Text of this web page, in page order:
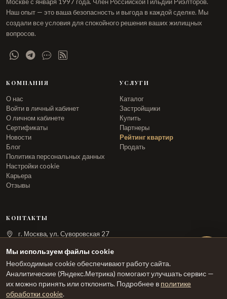
Наш опыт — это ваша безопасность и выгода в каждой сделке. Мы
создали все условия для спокойного решения ваших жилищных
вопросов.
КОМПАНИЯ
О нас
Войти в личный кабинет
О личном кабинете
Сертификаты
Новости
Блог
Политика персональных данных
Настройки cookie
Карьера
Отзывы
УСЛУГИ
Каталог
Застройщики
Купить
Партнеры
Рейтинг квартир
Продать
КОНТАКТЫ
г. Москва, ул. Суворовская 27
ЗАКАЗАТЬ ЗВОНОК
Мы используем файлы cookie
Необходимые cookie обеспечивают работу сайта.
Аналитические (Яндекс.Метрика) помогают улучшать сервис —
их можно принять или отклонить. Подробнее в политике
обработки cookie.